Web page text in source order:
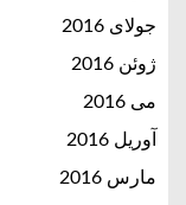
جولای 2016
ژوئن 2016
می 2016
آوریل 2016
مارس 2016